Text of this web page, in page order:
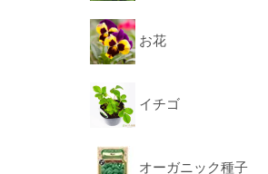
お花
イチゴ
オーガニック種子